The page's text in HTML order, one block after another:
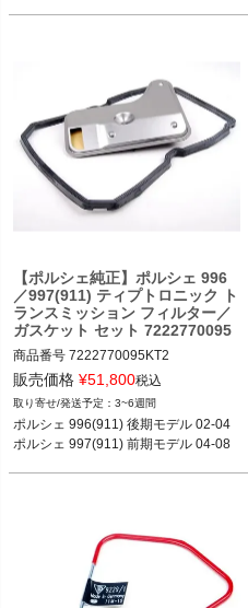
【ポルシェ純正】ポルシェ 996
／997(911) ティプトロニック ト
ランスミッション フィルター／
ガスケット セット 7222770095
KT2
商品番号 7222770095KT2
ポルシェ 996(911) 後期モデル 02-04
販売価格 ¥51,800税込
3~6週間
ポルシェ 996(911) 後期モデル 02-04